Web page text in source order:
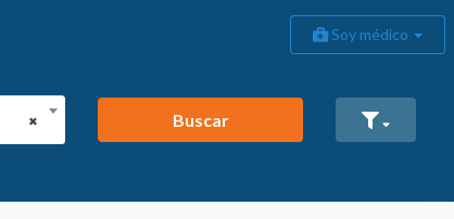
Soy médico
×
Buscar